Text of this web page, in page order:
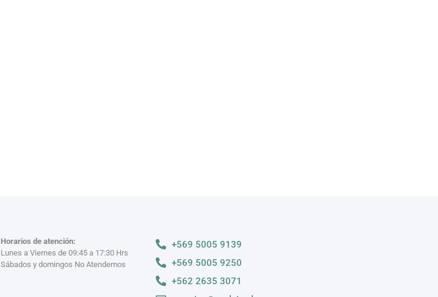
Horarios de atención:
Lunes a Viernes de 09:45 a 17:30 Hrs
Sábados y domingos No Atendemos
+569 5005 9139
+569 5005 9250
+562 2635 3071